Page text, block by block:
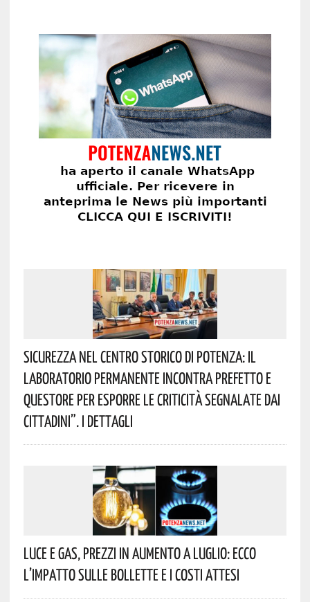
Sicurezza Nel Centro Storico Di Potenza: Il
Laboratorio Permanente Incontra Prefetto E
Questore Per Esporre Le Criticità Segnalate Dai
Cittadini”. I Dettagli
Luce E Gas, Prezzi In Aumento A Luglio: Ecco
L’impatto Sulle Bollette E I Costi Attesi